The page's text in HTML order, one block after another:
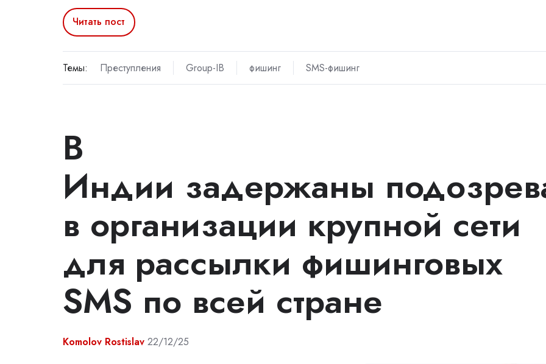
Читать пост
Темы: Преступления Group-IB фишинг SMS-фишинг
В
Индии задержаны
в организации крупной сети
для рассылки фишинговых
SMS по всей стране
Komolov Rostislav 22/12/25